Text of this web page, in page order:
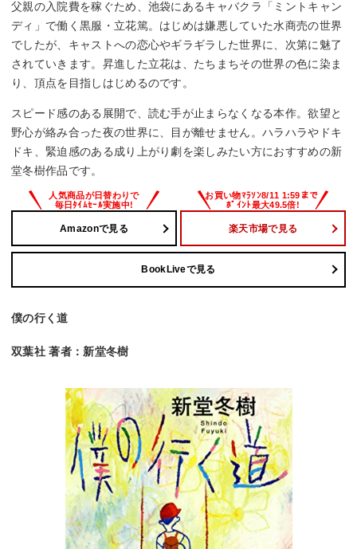
父親の入院費を稼ぐため、池袋にあるキャバクラ「ミントキャン
ディ」で働く黒服・立花篤。はじめは嫌悪していた水商売の世界
でしたが、キャストへの恋心やギラギラした世界に、次第に魅了
されていきます。昇進した立花は、たちまちその世界の色に染ま
り、頂点を目指しはじめるのです。
スピード感のある展開で、読む手が止まらなくなる本作。欲望と
野心が絡み合った夜の世界に、目が離せません。ハラハラやドキ
ドキ、緊迫感のある成り上がり劇を楽しみたい方におすすめの新
堂冬樹作品です。
Amazonで見る 楽天市場で見る
BookLiveで見る
僕の行く道
双葉社 著者：新堂冬樹